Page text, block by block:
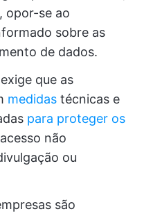
opor-se ao
sobre as
de dados.
exige que as
medidas técnicas e
para proteger os
acesso não
ou
são